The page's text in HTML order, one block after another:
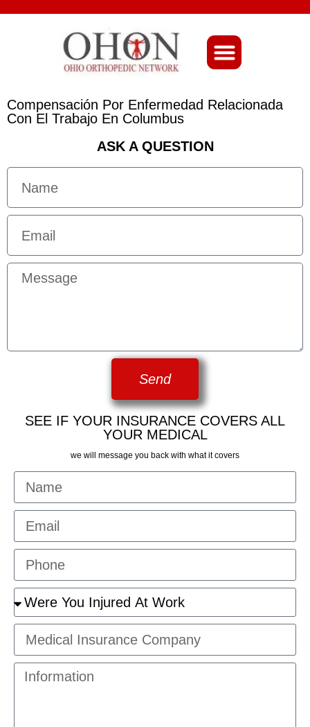
Compensación Por Enfermedad Relacionada
Con El Trabajo En Columbus
ASK A QUESTION
Send
SEE IF YOUR INSURANCE COVERS ALL
YOUR MEDICAL
we will message you back with what it covers